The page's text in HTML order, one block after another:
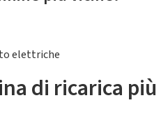
elettriche
di ricarica più